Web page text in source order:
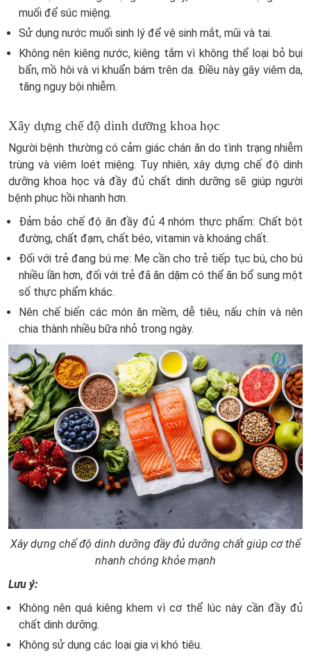
muối để súc miệng.
Sử dụng nước muối sinh lý để vệ sinh mắt, mũi và tai.
Không nên kiêng nước, kiêng tắm vì không thể loại bỏ bụi
bẩn, mồ hôi và vi khuẩn bám trên da. Điều này gây viêm da,
tăng nguy bội nhiễm.
Xây dựng chế độ dinh dưỡng khoa học
Người bệnh thường có cảm giác chán ăn do tình trạng nhiễm
trùng và viêm loét miệng. Tuy nhiên, xây dựng chế độ dinh
dưỡng khoa học và đầy đủ chất dinh dưỡng sẽ giúp người
bệnh phục hồi nhanh hơn.
Đảm bảo chế độ ăn đầy đủ 4 nhóm thực phẩm: Chất bột
đường, chất đạm, chất béo, vitamin và khoáng chất.
Đối với trẻ đang bú mẹ: Mẹ cần cho trẻ tiếp tục bú, cho bú
nhiều lần hơn, đối với trẻ đã ăn dặm có thể ăn bổ sung một
số thực phẩm khác.
Nên chế biến các món ăn mềm, dễ tiêu, nấu chín và nên
chia thành nhiều bữa nhỏ trong ngày.
Xây dựng chế độ dinh dưỡng đầy đủ dưỡng chất giúp cơ thể
nhanh chóng khỏe mạnh
Lưu ý:
Không nên quá kiêng khem vì cơ thể lúc này cần đầy đủ
chất dinh dưỡng.
Không sử dụng các loại gia vị khó tiêu.